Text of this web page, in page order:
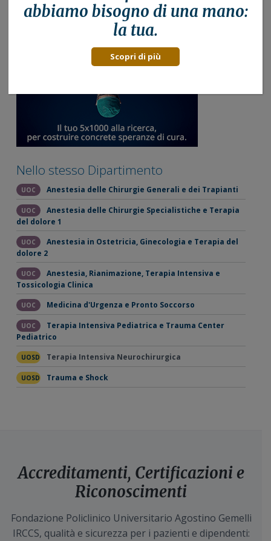
Nello stesso Dipartimento
UOC Anestesia delle Chirurgie Generali e dei Trapianti
UOC
Anestesia delle Chirurgie Specialistiche e Terapia
del dolore 1
UOC
Anestesia in Ostetricia, Ginecologia e Terapia del
dolore 2
UOC
Anestesia, Rianimazione, Terapia Intensiva e
Tossicologia Clinica
UOC Medicina d'Urgenza e Pronto Soccorso
UOC
Terapia Intensiva Pediatrica e Trauma Center
Pediatrico
UOSD Terapia Intensiva Neurochirurgica
UOSD Trauma e Shock
Accreditamenti, Certificazioni e
Riconoscimenti
Fondazione Policlinico Universitario Agostino Gemelli
IRCCS, qualità e sicurezza per i pazienti e dipendenti:
abbiamo bisogno di una mano:
la tua.
Scopri di più